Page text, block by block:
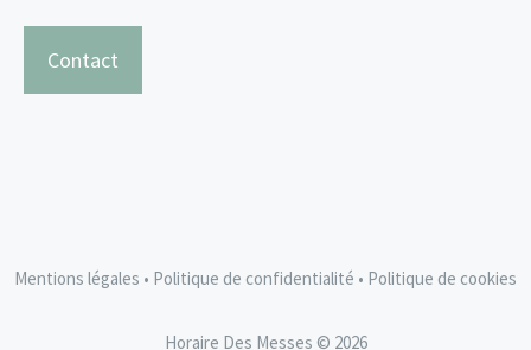
Contact
Mentions légales • Politique de confidentialité • Politique de cookies
Horaire Des Messes © 2026